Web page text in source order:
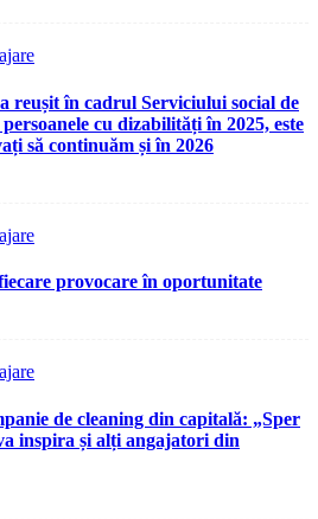
reușit în cadrul Serviciului social de
cu dizabilități în 2025, este
să continuăm și în 2026
provocare în oportunitate
de cleaning din capitală: „Sper
inspira și alți angajatori din